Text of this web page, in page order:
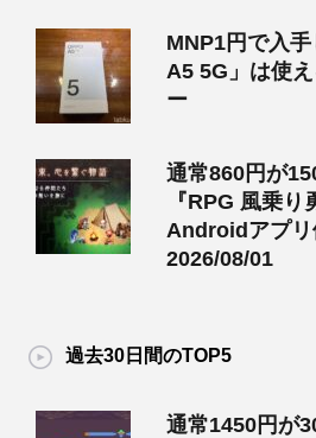
MNP1円で入
A5 5G」は使
ー
通常860円が
『RPG 風乗
Androidアプリ
2026/08/01
過去30日間のTOP5
通常1450円が